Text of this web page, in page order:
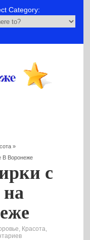
Category:
»
В Воронеже
с
Красота